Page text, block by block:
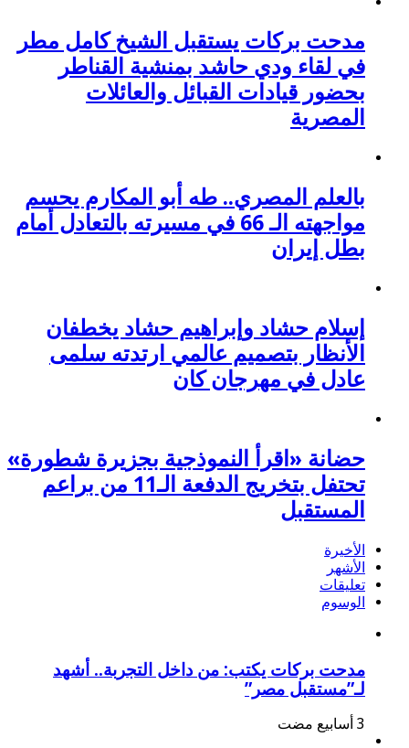
مدحت بركات يستقبل الشيخ كامل مطر
في لقاء ودي حاشد بمنشية القناطر
بحضور قيادات القبائل والعائلات
المصرية
بالعلم المصري.. طه أبو المكارم يحسم
مواجهته الـ 66 في مسيرته بالتعادل أمام
بطل إيران
إسلام حشاد وإبراهيم حشاد يخطفان
الأنظار بتصميم عالمي ارتدته سلمى
عادل في مهرجان كان
حضانة «اقرأ النموذجية بجزيرة شطورة»
تحتفل بتخريج الدفعة الـ11 من براعم
المستقبل
الأخيرة
الأشهر
تعليقات
الوسوم
مدحت بركات يكتب: من داخل التجربة.. أشهد
لـ”مستقبل مصر”